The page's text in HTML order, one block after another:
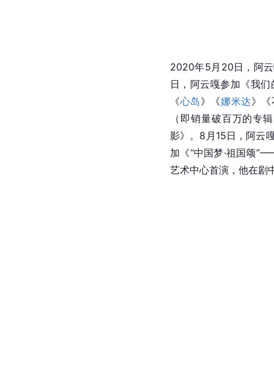
2020年5月20日，阿
日，阿云嘎参加《我
《心岛》《娜米达》
（即销量破百万的专
影》。8月15日，阿云
加《“中国梦·祖国颂
艺术中心首演，他在剧